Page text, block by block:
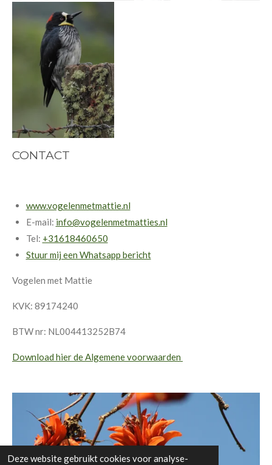
Deze website gebruikt cookies voor analyse-
CONTACT
www.vogelenmetmattie.nl
E-mail: info@vogelenmetmatties.nl
Tel: +31618460650
Stuur mij een Whatsapp bericht
Vogelen met Mattie
KVK: 89174240
BTW nr: NL004413252B74
Download hier de Algemene voorwaarden